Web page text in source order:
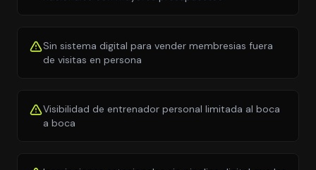
Sin sistema digital para vender membresias fuera
de visitas en persona
Visibilidad de entrenador personal limitada al boca
a boca